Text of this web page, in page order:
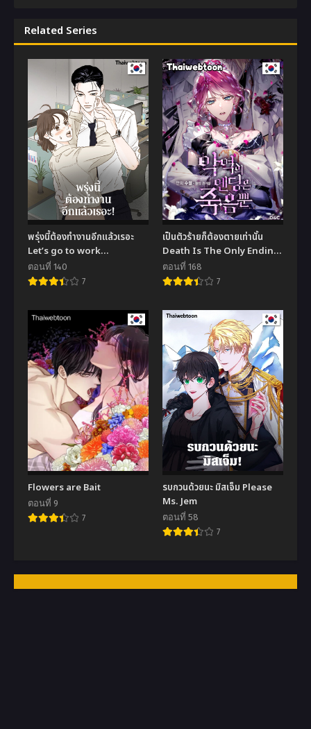
Related Series
พรุ่งนี้ต้องทำงานอีกแล้วเรอะ
Let’s go to work
tommorow!
ตอนที่ 140
7
เป็นตัวร้ายก็ต้องตายเท่านั้น
Death Is The Only Ending
For The Villainess
ตอนที่ 168
7
Flowers are Bait
ตอนที่ 9
7
รบกวนด้วยนะ มิสเจ็ม Please
Ms. Jem
ตอนที่ 58
7